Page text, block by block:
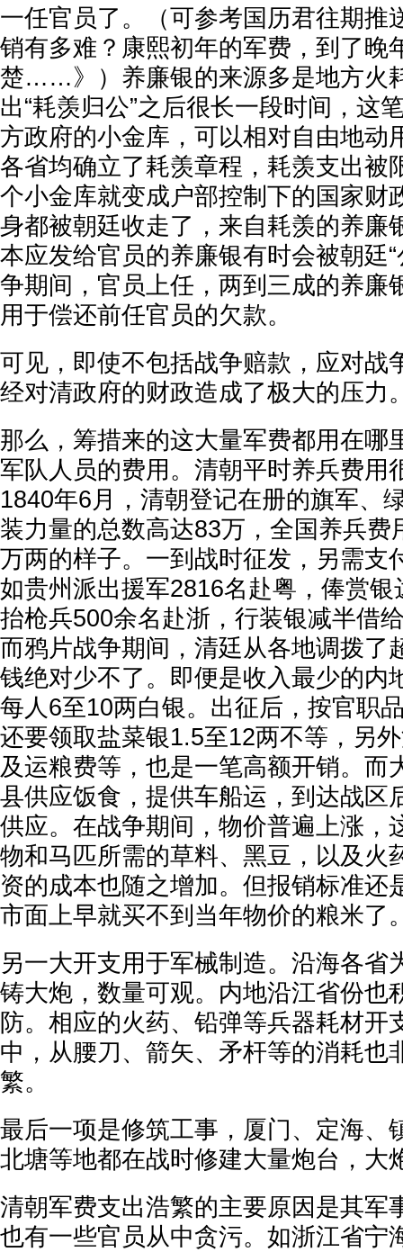
一任官员了。（可参考国历君往期推
销有多难？康熙初年的军费，到了晚
楚……》）养廉银的来源多是地方火
出“耗羡归公”之后很长一段时间，这
方政府的小金库，可以相对自由地动
各省均确立了耗羡章程，耗羡支出被
个小金库就变成户部控制下的国家财
身都被朝廷收走了，来自耗羡的养廉
本应发给官员的养廉银有时会被朝廷
争期间，官员上任，两到三成的养廉
用于偿还前任官员的欠款。
可见，即使不包括战争赔款，应对战
经对清政府的财政造成了极大的压力
那么，筹措来的这大量军费都用在哪
军队人员的费用。清朝平时养兵费用
1840年6月，清朝登记在册的旗军、
装力量的总数高达83万，全国养兵费
万两的样子。一到战时征发，另需支
如贵州派出援军2816名赴粤，俸赏
抬枪兵500余名赴浙，行装银减半借
而鸦片战争期间，清廷从各地调拨了
钱绝对少不了。即便是收入最少的内
每人6至10两白银。出征后，按官职
还要领取盐菜银1.5至12两不等，另
及运粮费等，也是一笔高额开销。而
县供应饭食，提供车船运，到达战区
供应。在战争期间，物价普遍上涨，
物和马匹所需的草料、黑豆，以及火
资的成本也随之增加。但报销标准还
市面上早就买不到当年物价的粮米了
另一大开支用于军械制造。沿海各省
铸大炮，数量可观。内地沿江省份也
防。相应的火药、铅弹等兵器耗材开
中，从腰刀、箭矢、矛杆等的消耗也
繁。
最后一项是修筑工事，厦门、定海、
北塘等地都在战时修建大量炮台，大
清朝军费支出浩繁的主要原因是其军
也有一些官员从中贪污。如浙江省宁